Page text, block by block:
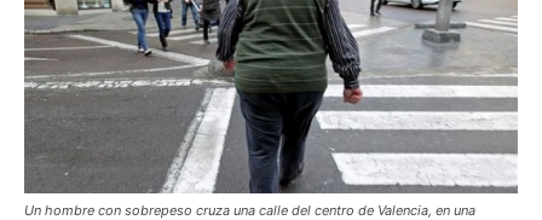
Un hombre con sobrepeso cruza una calle del centro de Valencia, en una